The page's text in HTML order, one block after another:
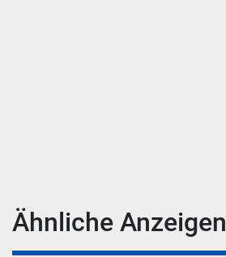
Ähnliche Anzeigen